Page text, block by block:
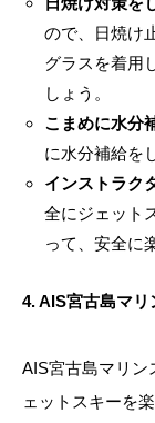
ので、日焼け
グラスを着用
しょう。
こまめに水分
に水分補給を
インストラク
全にジェット
って、安全に
4. AIS宮古島マリ
AIS宮古島マリン
ェットスキーを